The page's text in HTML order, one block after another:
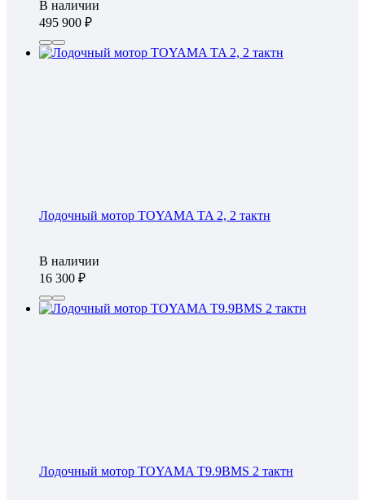
В наличии
495 900
Лодочный мотор TOYAMA TA 2, 2 тактн
В наличии
16 300
Лодочный мотор TOYAMA T9.9BMS 2 тактн